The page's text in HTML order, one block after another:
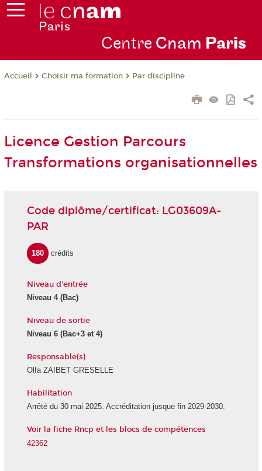
Centre Cnam Paris
Accueil Choisir ma formation Par discipline
Licence Gestion Parcours
Transformations organisationnelles
Code diplôme/certificat: LG03609A-
PAR
180 crédits
Niveau d'entrée
Niveau 4(Bac)
Niveau de sortie
Niveau 6(Bac+3 et 4)
Responsable(s)
Olfa ZAIBET GRESELLE
Habilitation
Arrêté du 30 mai 2025. Accréditation jusque fin 2029-2030.
Voir la fiche Rncp et les blocs de compétences
42362